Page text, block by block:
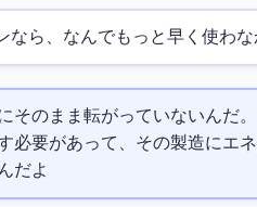
なら、なんでもっと早く使わな
そのまま転がっていないんだ
必要があって、その製造にエ
だよ